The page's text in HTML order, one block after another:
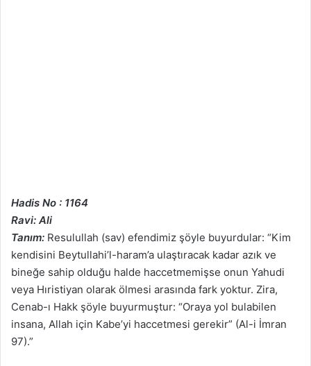
Hadis No : 1164
Ravi: Ali
Tanım: Resulullah (sav) efendimiz şöyle buyurdular: “Kim
kendisini Beytullahi’l-haram’a ulaştıracak kadar azık ve
bineğe sahip olduğu halde haccetmemişse onun Yahudi
veya Hıristiyan olarak ölmesi arasında fark yoktur. Zira,
Cenab-ı Hakk şöyle buyurmuştur: “Oraya yol bulabilen
insana, Allah için Kabe’yi haccetmesi gerekir” (Al-i İmran
97).”